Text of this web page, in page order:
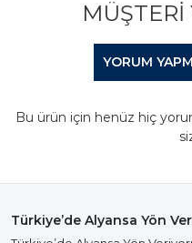
MÜŞTERI
YORUM
Bu ürün için henüz hiç
Türkiye’de Alyansa Yön